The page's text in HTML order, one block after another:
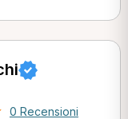
0 Recensioni